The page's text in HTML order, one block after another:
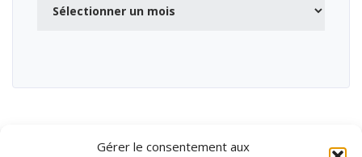
Gérer le consentement aux